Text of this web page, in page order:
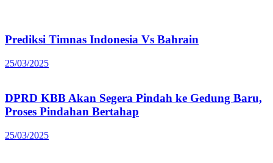
Prediksi Timnas Indonesia Vs Bahrain
25/03/2025
DPRD KBB Akan Segera Pindah ke Gedung Baru,
Proses Pindahan Bertahap
25/03/2025